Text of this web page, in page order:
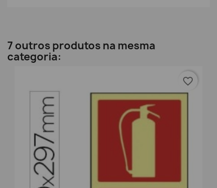
7 outros produtos na mesma
categoria:
favorite_border